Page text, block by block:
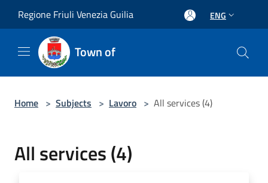
Regione Friuli Venezia Guilia ENG
Town of
Home > Subjects > Lavoro > All services (4)
All services (4)